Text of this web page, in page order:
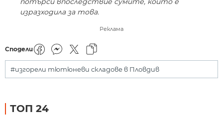
изразходила за това.
Реклама
Сподели
#изгорели тютюневи складове в Пловдив
ТОП 24